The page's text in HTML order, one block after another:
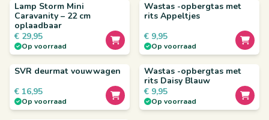
Lamp Storm Mini
Caravanity – 22 cm
oplaadbaar
Op voorraad
€ 29,95
Wastas -opbergtas met
rits Appeltjes
Op voorraad
€ 9,95
SVR deurmat vouwwagen
Op voorraad
€ 16,95
Wastas -opbergtas met
rits Daisy Blauw
Op voorraad
€ 9,95